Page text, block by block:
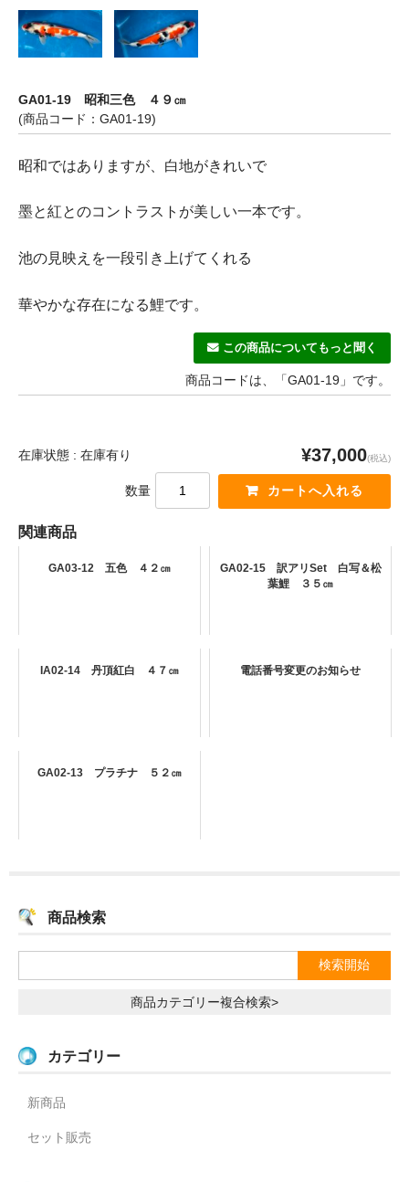
GA01-19 昭和三色 ４９㎝
(商品コード：GA01-19)
昭和ではありますが、白地がきれいで
墨と紅とのコントラストが美しい一本です。
池の見映えを一段引き上げてくれる
華やかな存在になる鯉です。
この商品についてもっと聞く
商品コードは、「GA01-19」です。
在庫状態 : 在庫有り ¥37,000(税込)
数量
関連商品
GA03-12 五色 ４２㎝
GA02-15 訳アリSet 白写＆松
葉鯉 ３５㎝
IA02-14 丹頂紅白 ４７㎝ 電話番号変更のお知らせ
GA02-13 プラチナ ５２㎝
商品検索
商品カテゴリー複合検索>
カテゴリー
新商品
セット販売